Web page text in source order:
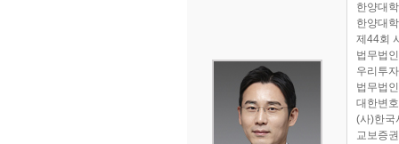
한양대
한양대
제44회
법무법
우리투
법무법
대한변
(사)한국
교보증